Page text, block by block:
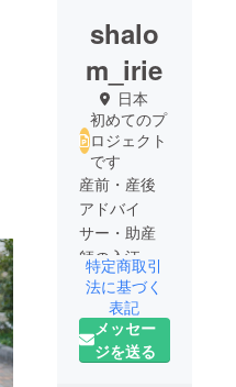
shalo
m_irie
日本
初めてのプ
ロジェクト
です
産前・産後
アドバイ
サー・助産
師の入江寿
美代です。
この度、
「分娩・産
後ケアに対
特定商取引
法に基づく
表記
メッセー
ジを送る